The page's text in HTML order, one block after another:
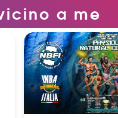
a me